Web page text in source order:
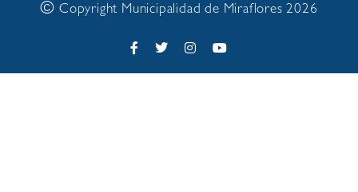
© Copyright Municipalidad de Miraflores 2026